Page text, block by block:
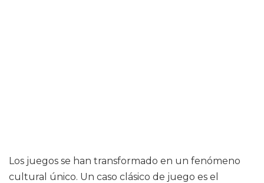
Los juegos se han transformado en un fenómeno
cultural único. Un caso clásico de juego es el